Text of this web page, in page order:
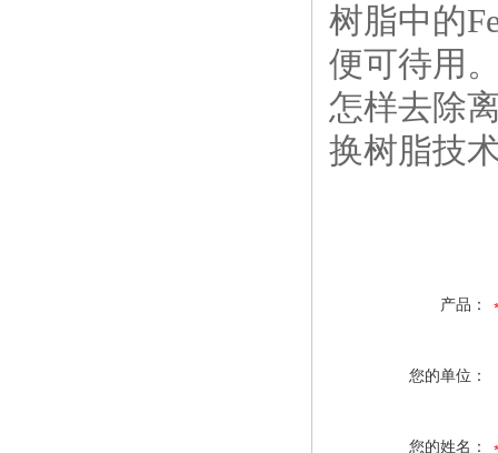
树脂中的
便可待用
怎样去除
换树脂技
产品：
您的单位：
您的姓名：